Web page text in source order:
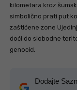
kilometara kroz
simbolično prati put
zaštićene zone
doći do slobodne
genocid.
Dodajte